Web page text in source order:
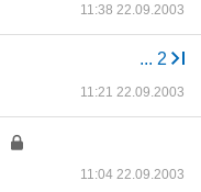
11:38 22.09.2003
... 2
11:21 22.09.2003
11:04 22.09.2003